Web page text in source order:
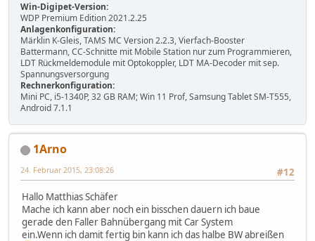
Win-Digipet-Version:
WDP Premium Edition 2021.2.25
Anlagenkonfiguration:
Märklin K-Gleis, TAMS MC Version 2.2.3, Vierfach-Booster
Battermann, CC-Schnitte mit Mobile Station nur zum Programmieren,
LDT Rückmeldemodule mit Optokoppler, LDT MA-Decoder mit sep.
Spannungsversorgung
Rechnerkonfiguration:
Mini PC, i5-1340P, 32 GB RAM; Win 11 Prof, Samsung Tablet SM-T555,
Android 7.1.1
1Arno
#12
24. Februar 2015, 23:08:26
Hallo Matthias Schäfer
Mache ich kann aber noch ein bisschen dauern ich baue
gerade den Faller Bahnübergang mit Car System
ein.Wenn ich damit fertig bin kann ich das halbe BW abreißen